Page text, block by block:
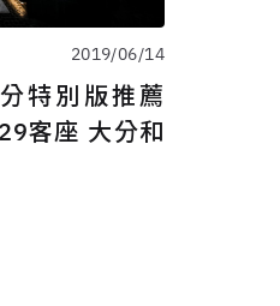
2019/06/14
特別版推薦
客座 大分和